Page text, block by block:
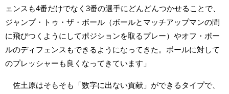
ェンスも4番だけでなく3番の選手にどんどんつかせることで、
ジャンプ・トゥ・ザ・ボール（ボールとマッチアップマンの間
に飛びつくようにしてポジションを取るプレー）やオフ・ボー
ルのディフェンスもできるようになってきた。ボールに対して
のプレッシャーも良くなってきています」
佐土原はそもそも「数字に出ない貢献」ができるタイプで、